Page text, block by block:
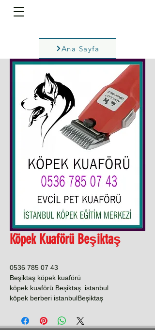
Ana Sayfa
Köpek Kuaförü Beşiktaş
0536 785 07 43
Beşiktaş köpek kuaförü
köpek kuaförü Beşiktaş istanbul
köpek berberi istanbulBeşiktaş